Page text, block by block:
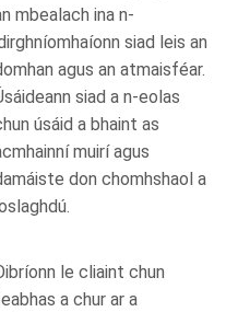
mbealach ina n-
siad leis an
agus an atmaisféar.
siad a n-eolas
úsáid a bhaint as
muirí agus
don chomhshaol a
le cliaint chun
a chur ar a